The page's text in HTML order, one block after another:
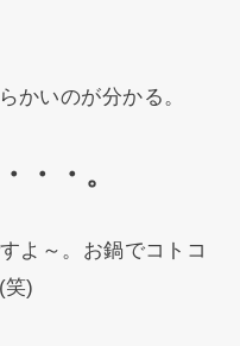
かいのが分かる。
・・。
よ～。お鍋でコトコ
笑)